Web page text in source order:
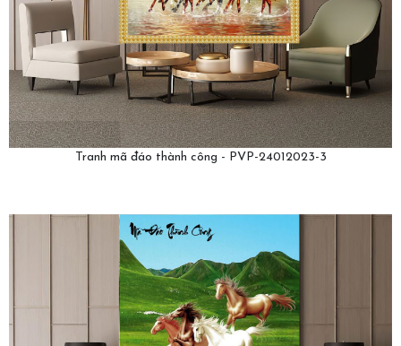
Tranh mã đáo thành công - PVP-24012023-3